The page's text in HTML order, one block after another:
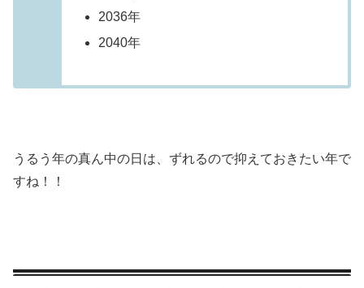
2036年
2040年
うるう年の真ん中の日は、ずれるので抑えておきたい年で
すね！！